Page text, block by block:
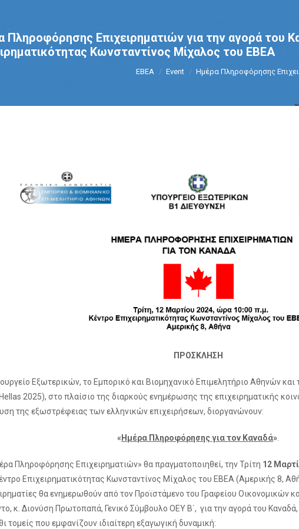
Πληροφόρησης Επιχειρηματιών για την αγορά του
Κωνσταντίνος Μίχαλος του ΕΒΕΑ
You are here:
ΕΒΕΑ Event Ημέρα Πληροφόρησης
ΠΡΟΣΚΛΗΣΗ
Εξωτερικών, το Εμπορικό και Βιομηχανικό Επιμελητήριο Αθηνών
2025), στο πλαίσιο της διαρκούς ενημέρωσης της επιχειρηματικής
της εξωστρέφειας των ελληνικών επιχειρήσεων, διοργανώνουν:
« Ημέρα Πληροφόρησης για τον Καναδά»
Πληροφόρησης Επιχειρηματιών» θα πραγματοποιηθεί, την Τρίτη 12
Επιχειρηματικότητας Κωνσταντίνος Μίχαλος του ΕΒΕΑ (Αμερικής 8,
θα ενημερωθούν από τον Προϊστάμενο του Γραφείου Οικονομικών
κ. Διονύση Πρωτοπαπά, Γενικό Σύμβουλο ΟΕΥ Β΄, για την αγορά του
τομείς που εμφανίζουν ιδιαίτερη εξαγωγική δυναμική: